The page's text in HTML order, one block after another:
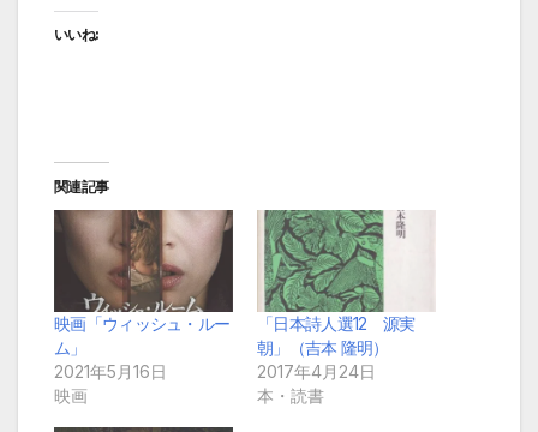
いいね:
関連記事
映画「ウィッシュ・ルー
ム」
2021年5月16日
映画
「日本詩人選12 源実
朝」（吉本 隆明）
2017年4月24日
本・読書